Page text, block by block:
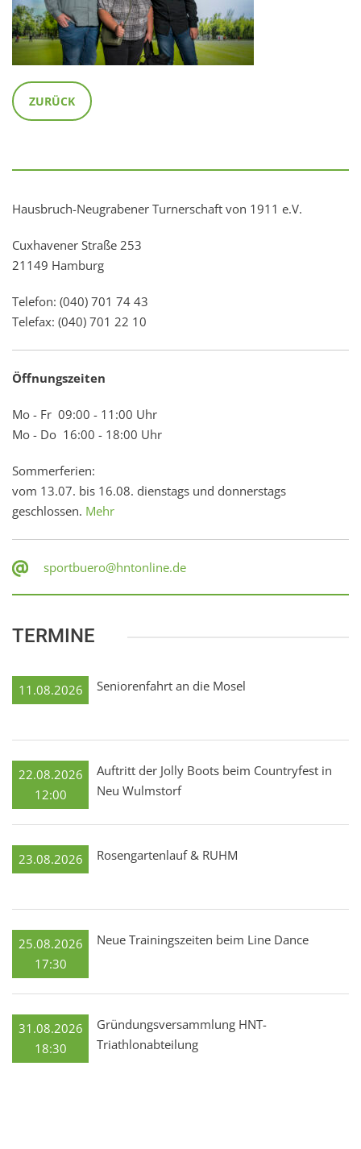
ZURÜCK
Hausbruch-Neugrabener Turnerschaft von 1911 e.V.
Cuxhavener Straße 253
21149 Hamburg
Telefon: (040) 701 74 43
Telefax: (040) 701 22 10
Öffnungszeiten
Mo - Fr 09:00 - 11:00 Uhr
Mo - Do 16:00 - 18:00 Uhr
Sommerferien:
vom 13.07. bis 16.08. dienstags und donnerstags
geschlossen. Mehr
sportbuero@hntonline.de
TERMINE
11.08.2026 Seniorenfahrt an die Mosel
22.08.2026
12:00
Auftritt der Jolly Boots beim Countryfest in
Neu Wulmstorf
23.08.2026 Rosengartenlauf & RUHM
25.08.2026
17:30
Neue Trainingszeiten beim Line Dance
31.08.2026
18:30
Gründungsversammlung HNT-
Triathlonabteilung